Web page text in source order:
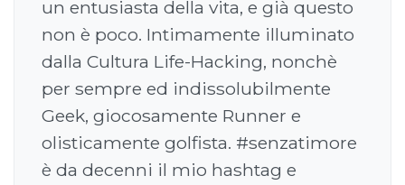
un entusiasta della vita, e già questo
non è poco. Intimamente illuminato
dalla Cultura Life-Hacking, nonchè
per sempre ed indissolubilmente
Geek, giocosamente Runner e
olisticamente golfista. #senzatimore
è da decenni il mio hashtag e